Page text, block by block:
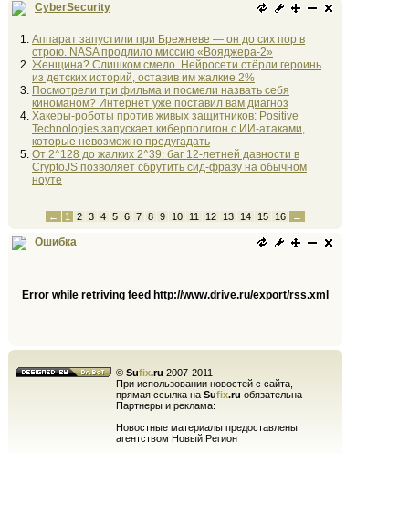
CyberSecurity
Аппарат запустили при Брежневе — он до сих пор в
строю. NASA продлило миссию «Вояджера-2»
Женщина? Слишком смело. Нейросети стёрли героинь
из детских историй, оставив им жалкие 2%
Посмотрели три фильма и посмели назвать себя
киноманом? Интернет уже поставил вам диагноз
Хакеры-роботы против живых защитников: Positive
Technologies запускает киберполигон с ИИ-атаками,
которые невозможно предугадать
От 2^128 до жалких 2^39: баг 12-летней давности в
CryptoJS позволяет сбрутить сид-фразу на обычном
ноуте
← 1 2 3 4 5 6 7 8 9 10 11 12 13 14 15 16 →
Ошибка
Error while retriving feed http://www.drive.ru/export/rss.xml
© Sufix.ru 2007-2011
При использовании новостей с сайта,
прямая ссылка на Sufix.ru обязательна
Партнеры и реклама:
Новостные материалы предоставлены
агентством Новый Регион